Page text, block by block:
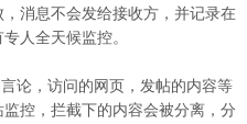
消息不会发给接收方，并记录在
人全天候监控。
论，访问的网页，发帖的内容等
控，拦截下的内容会被分离，分